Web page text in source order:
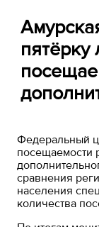
Федеральный
посещаемости
сравнения
населения
количества